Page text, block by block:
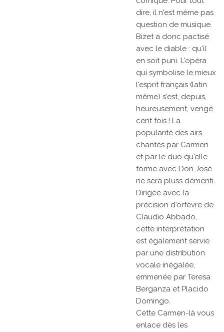
dire, il n'est même pas
question de musique.
Bizet a donc pactisé
avec le diable : qu'il
en soit puni. L'opéra
qui symbolise le mieux
l'esprit français (latin
même) s'est, depuis,
heureusement, vengé
cent fois ! La
popularité des airs
chantés par Carmen
et par le duo qu'elle
forme avec Don José
ne sera pluss démenti.
Dirigée avec la
précision d'orfèvre de
Claudio Abbado,
cette interprétation
est également servie
par une distribution
vocale inégalée,
emmenée par Teresa
Berganza et Placido
Domingo.
Cette Carmen-là vous
enlace dès les